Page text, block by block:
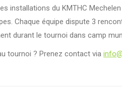
installations du KMTHC
Chaque équipe dispute 3
durant le tournoi dans camp
tournoi ? Prenez contact via